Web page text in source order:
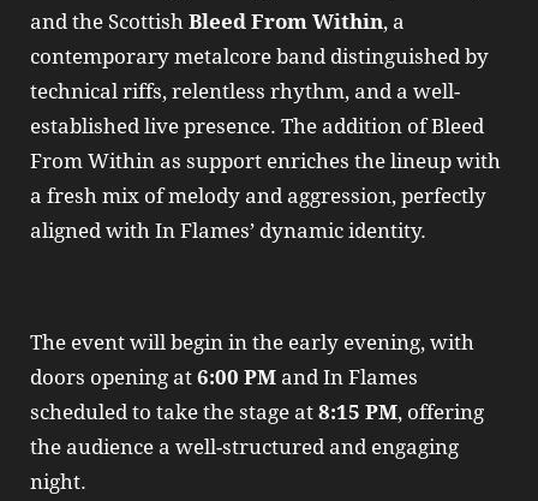
and the Scottish Bleed From Within, a
contemporary metalcore band distinguished by
technical riffs, relentless rhythm, and a well-
established live presence. The addition of Bleed
From Within as support enriches the lineup with
a fresh mix of melody and aggression, perfectly
aligned with In Flames’ dynamic identity.
The event will begin in the early evening, with
doors opening at 6:00 PM and In Flames
scheduled to take the stage at 8:15 PM, offering
the audience a well-structured and engaging
night.